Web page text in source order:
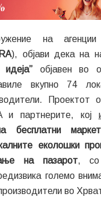
на
), објави дека на
објавен во
вкупно 74
Проектот
и партнерите, кој
бесплатни
еколошки
на пазарот, со
големо
во